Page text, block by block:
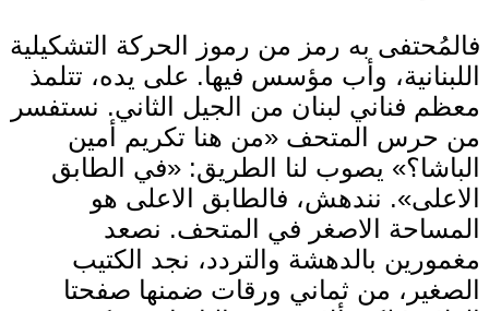
فالمُحتفى به رمز من رموز الحركة التشكيلية
اللبنانية، وأب مؤسس فيها. على يده، تتلمذ
معظم فناني لبنان من الجيل الثاني. نستفسر
من حرس المتحف «من هنا تكريم أمين
الباشا؟» يصوب لنا الطريق: «في الطابق
الاعلى». نندهش، فالطابق الاعلى هو
المساحة الاصغر في المتحف. نصعد
مغمورين بالدهشة والتردد، نجد الكتيب
الصغير، من ثماني ورقات ضمنها صفحتا